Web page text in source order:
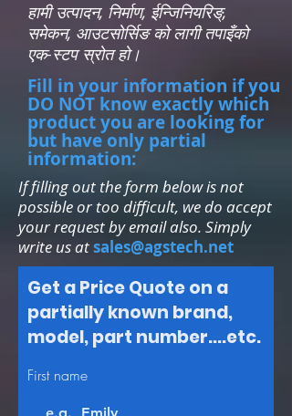
हामी उत्पादन, निर्माण, ईन्जिनियरिङ्,
समेकन, आउटसोर्सिङ को लागी तपाइँको
एक-स्टप स्रोत हो।
Fill in your information if you
DO NOT know exactly which
product you are looking for
but have only partial
information:
If filling out the form below is not
possible or too difficult, we do accept
your request by email also. Simply
write us atsales@agstech.net
Get a Price Quote on a
partially known brand,
model, part number....etc.
First name